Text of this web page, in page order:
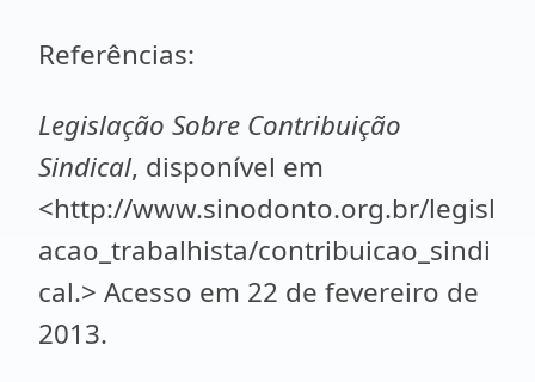
Referências:
Legislação Sobre Contribuição
Sindical, disponível em
<http://www.sinodonto.org.br/legisl
acao_trabalhista/contribuicao_sindi
cal.> Acesso em 22 de fevereiro de
2013.